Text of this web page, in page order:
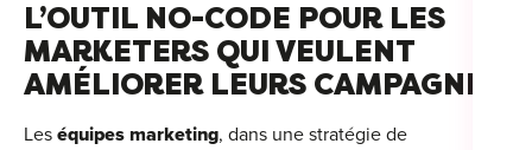
L’OUTIL NO-CODE POUR LES
MARKETERS QUI VEULENT
AMÉLIORER LEURS CAMPAGNES
Les équipes marketing, dans une stratégie de